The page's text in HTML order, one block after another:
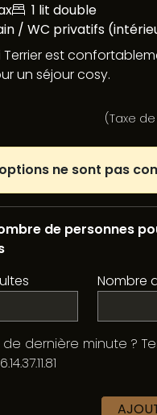
1 lit double
/ WC privatifs
Terrier est
un séjour cosy.
(Taxe
ne sont pas
de personnes
Nombre
de dernière minute ?